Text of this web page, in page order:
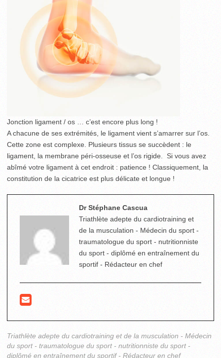
Jonction ligament / os … c’est encore plus long !
A chacune de ses extrémités, le ligament vient s’amarrer sur l’os.
Cette zone est complexe. Plusieurs tissus se succèdent : le
ligament, la membrane péri-osseuse et l’os rigide. Si vous avez
abîmé votre ligament à cet endroit : patience ! Classiquement, la
constitution de la cicatrice est plus délicate et longue !
Dr Stéphane Cascua
Triathlète adepte du cardiotraining et
de la musculation - Médecin du sport -
traumatologue du sport - nutritionniste
du sport - diplômé en entraînement du
sportif - Rédacteur en chef
Triathlète adepte du cardiotraining et de la musculation - Médecin
du sport - traumatologue du sport - nutritionniste du sport -
diplômé en entraînement du sportif - Rédacteur en chef